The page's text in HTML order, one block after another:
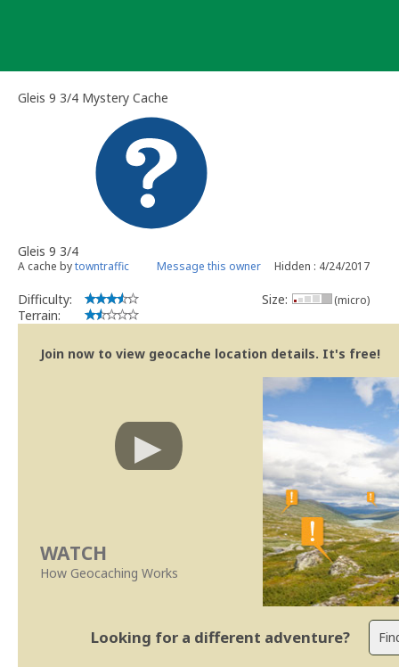
Gleis 9 3/4 Mystery Cache
Gleis 9 3/4
A cache bytowntraffic Message this owner Hidden : 4/24/2017
Difficulty:
Terrain:
Size: (micro)
Join now to view geocache location details. It's free!
WATCH
How Geocaching Works
Looking for a different adventure?